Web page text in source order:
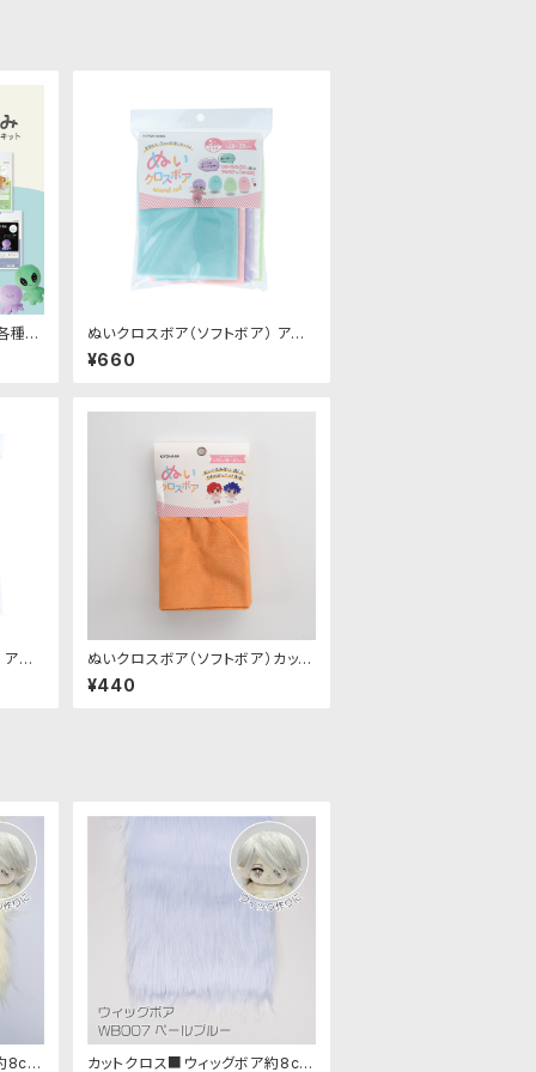
種｜
ぬいクロスボア（ソフトボア） アソ
ートセット（パステルカラー）｜清原
株式会社
¥660
アソ
原
ぬいクロスボア（ソフトボア）カット
クロス（アプリコット）｜清原株式
会社
¥440
8cm カットクロス■ウィッグボア約8cm